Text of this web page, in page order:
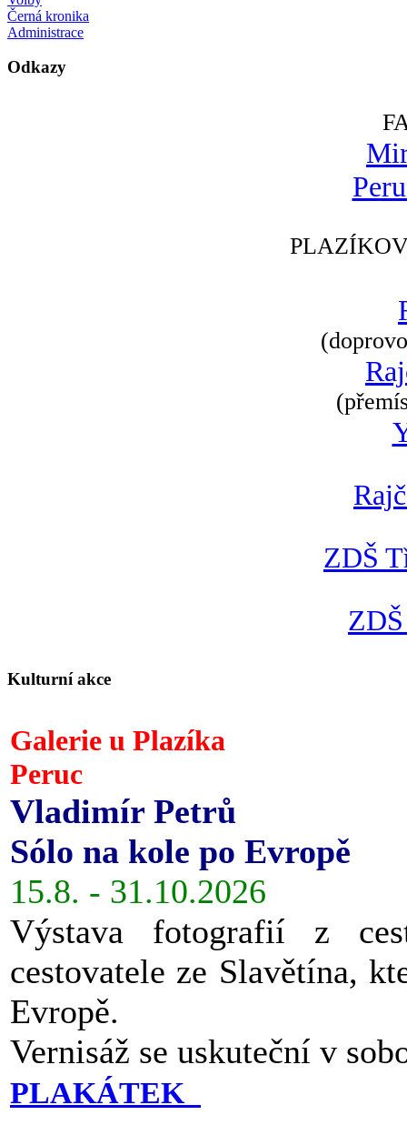
Černá kronika
Administrace
Odkazy
ZDŠ
Kulturní akce
Galerie u Plazíka
Peruc
Vladimír Petrů
Sólo na kole po Evropě
15.8. - 31.10.2026
Výstava fotografií z
cestovatele ze Slavětína,
Evropě.
Vernisáž se uskuteční v
PLAKÁTEK